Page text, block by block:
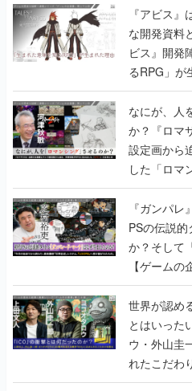
『アビス
な開発資料
ビス』開発
るRPG」が
書】
なにが、人
か？『ロマ
設定画から
した「ロマ
書】
『ガンパ
PSの伝説
か？そして
【ゲームの
世界が認め
とはいった
ウ・外山圭
れたこだわ
画書】